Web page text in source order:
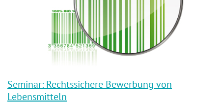
Seminar: Rechtssichere Bewerbung von
Lebensmitteln